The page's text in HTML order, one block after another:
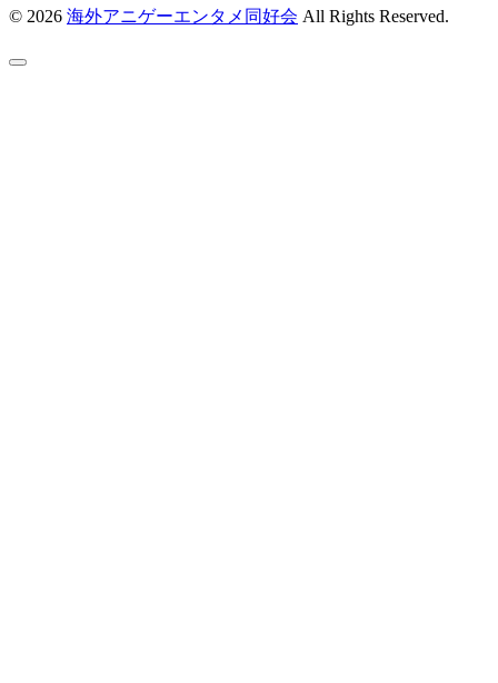
© 2026 海外アニゲーエンタメ同好会 All Rights Reserved.